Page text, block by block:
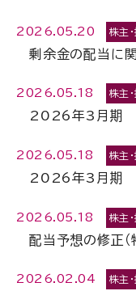
2026.05.20 株主
剰余金の配当に
2026.05.18 株主
2026年3月期
2026.05.18 株主
2026年3月期
2026.05.18 株主
配当予想の修正（
2026.02.04 株主